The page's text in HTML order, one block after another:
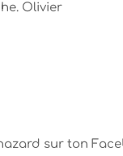
Olivier
sur ton